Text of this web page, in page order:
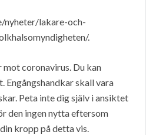
nyheter/lakare-och-
.
coronavirus. Du kan
Engångshandkar skall vara
Peta inte dig själv i ansiktet
den ingen nytta eftersom
kropp på detta vis.